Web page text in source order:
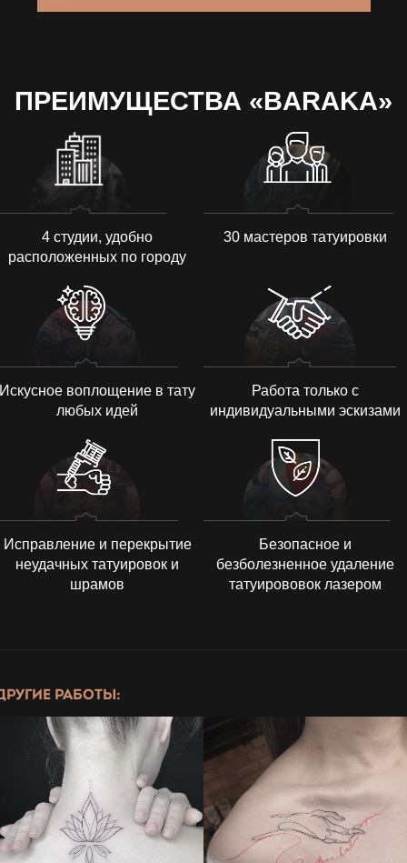
ПРЕИМУЩЕСТВА «BARAKA»
4 студии, удобно
расположенных по городу
30 мастеров татуировки
Искусное воплощение в тату
любых идей
Работа только с
индивидуальными эскизами
Исправление и перекрытие
неудачных татуировок и
шрамов
Безопасное и
безболезненное удаление
татуирововок лазером
РАБОТЫ: